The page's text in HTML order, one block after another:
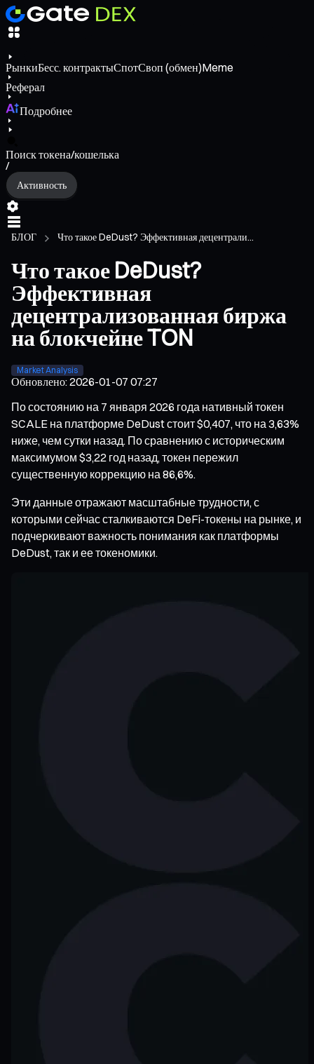
РынкиБесс. контрактыСпотСвоп (обмен)Meme
Реферал
Подробнее
Поиск токена/кошелька
/
Активность
БЛОГ Что такое DeDust? Эффективная децентрали...
Что такое DeDust?
Эффективная
децентрализованная биржа
на блокчейне TON
Market Analysis
Обновлено:2026-01-07 07:27
По состоянию на 7 января 2026 года нативный токен
SCALE на платформе DeDust стоит $0,407, что на 3,63%
ниже, чем сутки назад. По сравнению с историческим
максимумом $3,22 год назад, токен пережил
существенную коррекцию на 86,6%.
Эти данные отражают масштабные трудности, с
которыми сейчас сталкиваются DeFi-токены на рынке, и
подчеркивают важность понимания как платформы
DeDust, так и ее токеномики.